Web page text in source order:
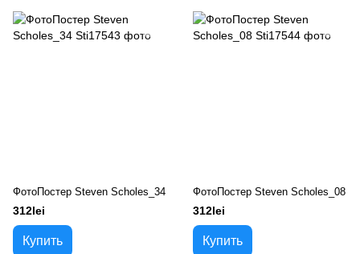
ФотоПостер Steven Scholes_34
312lei
Купить
ФотоПостер Steven Scholes_08
312lei
Купить